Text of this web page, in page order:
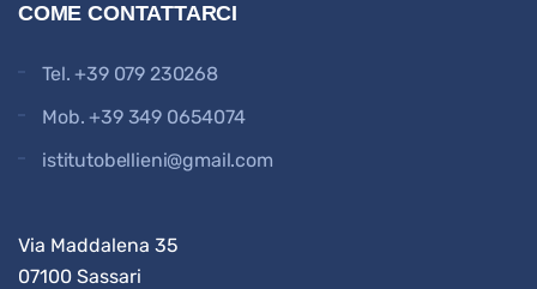
COME CONTATTARCI
Tel.+39 079 230268
Mob.+39 349 0654074
istitutobellieni@gmail.com
Via Maddalena 35
07100 Sassari